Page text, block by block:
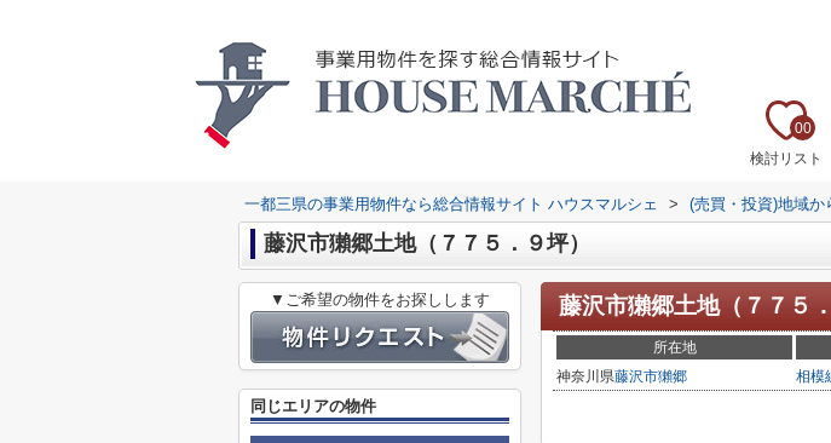
検討リスト
00
一都三県の事業用物件なら総合情報サイト ハウスマルシェ > (売買・投資)地域か
藤沢市獺郷土地（７７５．９坪）
藤沢市獺郷土地（７７５．
所在地
神奈川県藤沢市獺郷 相模
▼ご希望の物件をお探しします
同じエリアの物件